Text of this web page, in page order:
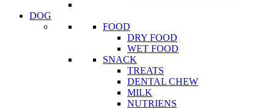
DOG
FOOD
DRY FOOD
WET FOOD
SNACK
TREATS
DENTAL CHEW
MILK
NUTRIENS